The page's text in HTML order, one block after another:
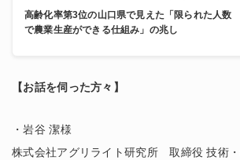
高齢化率第3位の山口県で見えた「限られた人数
で農業生産ができる仕組み」の兆し
【お話を伺った方々】
・岩谷 潔様
株式会社アグリライト研究所 取締役 技術